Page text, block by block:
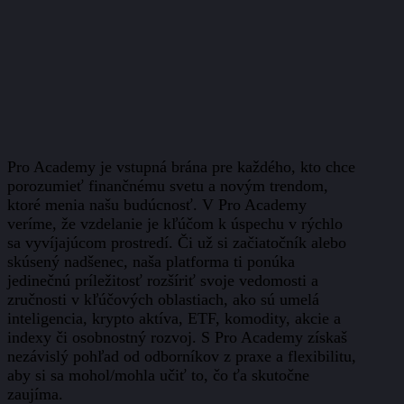
Pro Academy je vstupná brána pre každého, kto chce
porozumieť finančnému svetu a novým trendom,
ktoré menia našu budúcnosť. V Pro Academy
veríme, že vzdelanie je kľúčom k úspechu v rýchlo
sa vyvíjajúcom prostredí. Či už si začiatočník alebo
skúsený nadšenec, naša platforma ti ponúka
jedinečnú príležitosť rozšíriť svoje vedomosti a
zručnosti v kľúčových oblastiach, ako sú umelá
inteligencia, krypto aktíva, ETF, komodity, akcie a
indexy či osobnostný rozvoj. S Pro Academy získaš
nezávislý pohľad od odborníkov z praxe a flexibilitu,
aby si sa mohol/mohla učiť to, čo ťa skutočne
zaujíma.